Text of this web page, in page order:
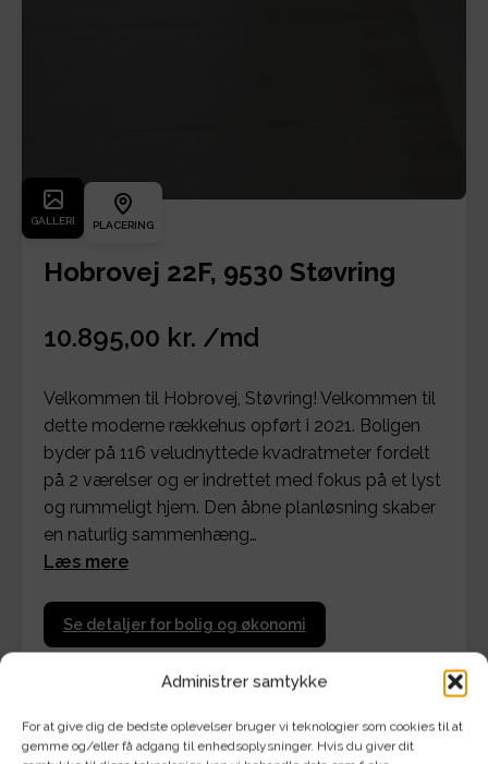
Administrer samtykke
For at give dig de bedste oplevelser bruger vi teknologier som cookies til at
gemme og/eller få adgang til enhedsoplysninger. Hvis du giver dit
GALLERI PLACERING
Hobrovej 22F, 9530 Støvring
10.895,00 kr. /md
Velkommen til Hobrovej, Støvring! Velkommen til
dette moderne rækkehus opført i 2021. Boligen
byder på 116 veludnyttede kvadratmeter fordelt
på 2 værelser og er indrettet med fokus på et lyst
og rummeligt hjem. Den åbne planløsning skaber
en naturlig sammenhæng…
Læs mere
Se detaljer for bolig og økonomi